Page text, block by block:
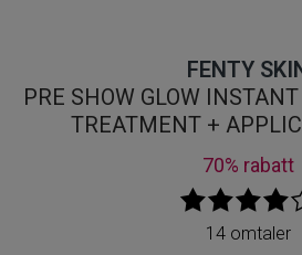
FENTY
PRE SHOW GLOW
TREATMENT +
70% rabatt
14 omtaler